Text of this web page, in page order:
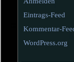
Eintrags-Feed
Kommentar-
WordPress.org